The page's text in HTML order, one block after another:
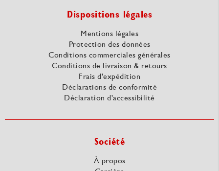
Dispositions légales
Mentions légales
Protection des données
Conditions commerciales générales
Conditions de livraison & retours
Frais d'expédition
Déclarations de conformité
Déclaration d'accessibilité
Société
À propos